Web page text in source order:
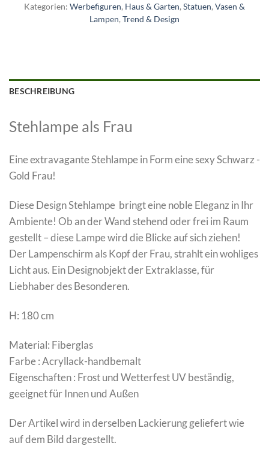
Kategorien: Werbefiguren, Haus & Garten, Statuen, Vasen &
Lampen, Trend & Design
BESCHREIBUNG
Stehlampe als Frau
Eine extravagante Stehlampe in Form eine sexy Schwarz -
Gold Frau!
Diese Design Stehlampe bringt eine noble Eleganz in Ihr
Ambiente! Ob an der Wand stehend oder frei im Raum
gestellt – diese Lampe wird die Blicke auf sich ziehen!
Der Lampenschirm als Kopf der Frau, strahlt ein wohliges
Licht aus. Ein Designobjekt der Extraklasse, für
Liebhaber des Besonderen.
H: 180 cm
Material: Fiberglas
Farbe : Acryllack-handbemalt
Eigenschaften : Frost und Wetterfest UV beständig,
geeignet für Innen und Außen
Der Artikel wird in derselben Lackierung geliefert wie
auf dem Bild dargestellt.